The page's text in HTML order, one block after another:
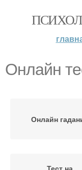
Онлайн
Онлайн
Тест на